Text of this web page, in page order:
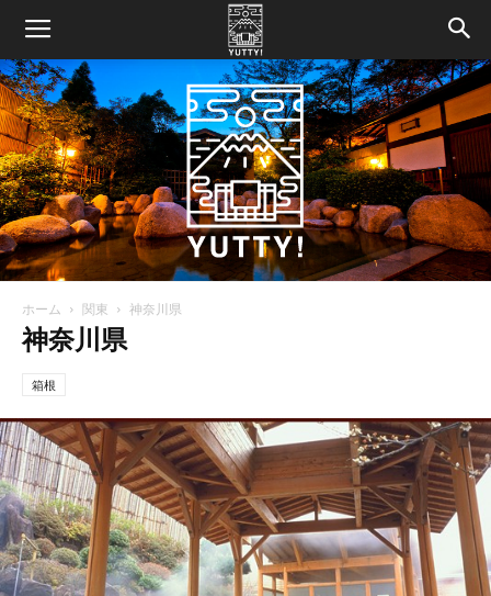
【ユ
ッ
ホーム 関東 神奈川県
神奈川県
箱根